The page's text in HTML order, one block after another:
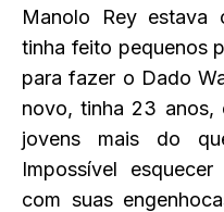
Manolo Rey estava
tinha feito pequenos
para fazer o Dado
novo, tinha 23
jovens mais do
Impossível
com suas